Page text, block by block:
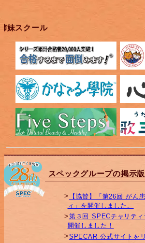
妹スクール
スペックグループの掲示版
【協賛】「第26回 がん
ィ」を開催しました。
第３回 SPECチャリテ
開催しました！
SPECAR 公式サイトを